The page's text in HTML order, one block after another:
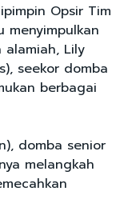
Opsir Tim
menyimpulkan
Lily
seekor domba
berbagai
domba senior
melangkah